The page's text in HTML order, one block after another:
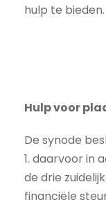
hulp te bieden.
Hulp voor
De synode
1. daarvoor in
de drie
financiële